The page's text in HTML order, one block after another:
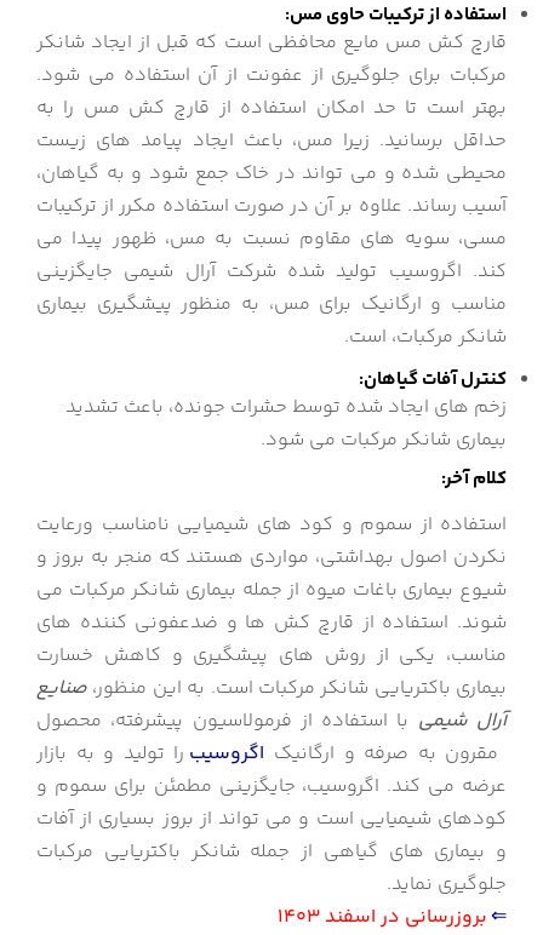
استفاده از ترکیبات حاوی مس:
قارچ کش مس مایع محافظی است که قبل از ایجاد شانکر
مرکبات برای جلوگیری از عفونت از آن استفاده می شود.
بهتر است تا حد امکان استفاده از قارچ کش مس را به
حداقل برسانید. زیرا مس، باعث ایجاد پیامد های زیست
محیطی شده و می تواند در خاک جمع شود و به گیاهان،
آسیب رساند. علاوه بر آن در صورت استفاده مکرر از ترکیبات
مسی، سویه های مقاوم نسبت به مس، ظهور پیدا می
کند. اگروسیب تولید شده شرکت آرال شیمی جایگزینی
مناسب و ارگانیک برای مس، به منظور پیشگیری بیماری
شانکر مرکبات، است.
کنترل آفات گیاهان:
زخم های ایجاد شده توسط حشرات جونده، باعث تشدید
بیماری شانکر مرکبات می شود.
کلام آخر:
استفاده از سموم و کود های شیمیایی نامناسب ورعایت
نکردن اصول بهداشتی، مواردی هستند که منجر به بروز و
شیوع بیماری باغات میوه از جمله بیماری شانکر مرکبات می
شوند. استفاده از قارچ کش ها و ضدعفونی کننده های
مناسب، یکی از روش های پیشگیری و کاهش خسارت
بیماری باکتریایی شانکر مرکبات است. به این منظور، صنایع
آرال شیمی با استفاده از فرمولاسیون پیشرفته، محصول
مقرون به صرفه و ارگانیک اگروسیب را تولید و به بازار
عرضه می کند. اگروسیب، جایگزینی مطمئن برای سموم و
کودهای شیمیایی است و می تواند از بروز بسیاری از آفات
و بیماری های گیاهی از جمله شانکر باکتریایی مرکبات
جلوگیری نماید.
⇐بروزرسانی در اسفند 1403